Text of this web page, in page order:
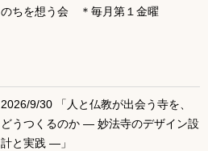
のちを想う会 ＊毎月第１金曜
2026/9/30 「人と仏教が出会う寺を、
どうつくるのか ― 妙法寺のデザイン設
計と実践 ―」